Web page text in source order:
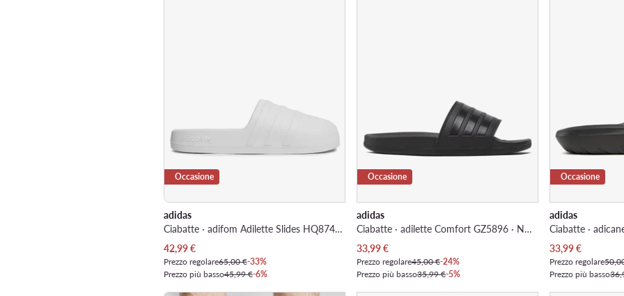
Occasione
adidas
Ciabatte · adifom Adilette Slides HQ8748 · Bianco
Prezzo attuale
42,99€
Prezzo regolare65,00 €-33%
Prezzo più basso45,99 €-6%
Occasione
adidas
Ciabatte · adilette Comfort GZ5896 · Nero
Prezzo attuale
33,99€
Prezzo regolare45,00 €-24%
Prezzo più basso35,99 €-5%
Occasione
adidas
Ciabatte ·
Prezzo attuale
33,99€
Prezzo regolare
Prezzo più basso